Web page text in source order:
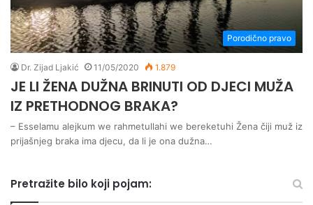
Porodično pravo
Dr. Zijad Ljakić 11/05/2020 1.879
JE LI ŽENA DUŽNA BRINUTI OD DJECI MUŽA
IZ PRETHODNOG BRAKA?
– Esselamu alejkum we rahmetullahi we bereketuhi Žena čiji muž iz
prijašnjeg braka ima djecu, da li je ona dužna…
Pretražite bilo koji pojam: